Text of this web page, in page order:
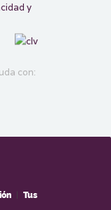
y
con:
Tus